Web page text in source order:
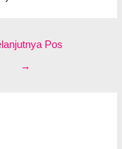
Pos
→